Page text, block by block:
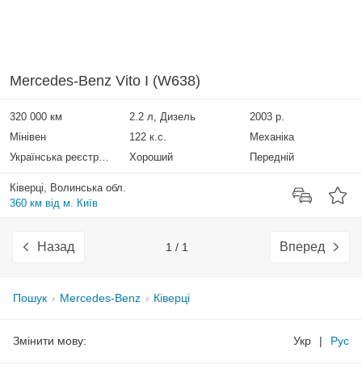
Mercedes-Benz Vito I (W638)
320 000 км 2.2 л, Дизель
2003 р.
Мінівен
122 к.с.
Механіка
Українська реєстрація
Хороший Передній
Ківерці, Волинська обл.
360 км від м. Київ
Назад 1 / 1 Вперед
Пошук Mercedes-Benz Ківерці
Змінити мову: Укр | Рус